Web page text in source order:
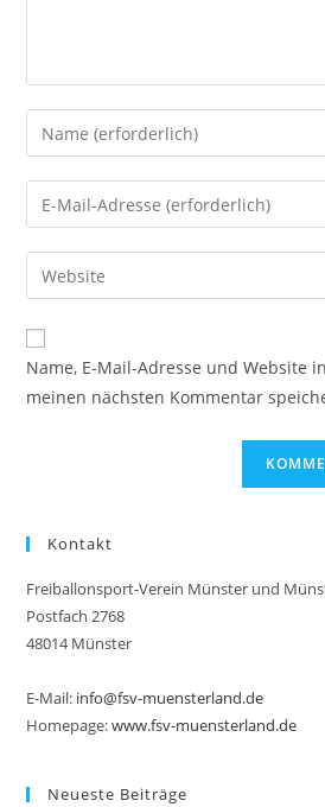
Gib
deinen
Namen
oder
zum
Kommentieren
ein
Gib
deine
E-
Mail-
zum
Kommentieren
ein
Gib
deine
Website-
URL
Name, E-Mail-Adresse und Website
meinen nächsten Kommentar
Kontakt
Freiballonsport-Verein Münster und
Postfach 2768
48014 Münster
E-Mail: info@fsv-muensterland.de
Homepage:www.fsv-muensterland.de
Neueste Beiträge